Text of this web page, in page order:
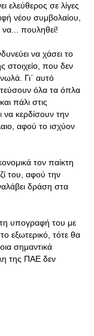
ελεύθερος σε λίγες
νέου συμβολαίου,
να... πουληθεί!
να χάσει το
στοιχείο, που δεν
Γι΄ αυτό
όλα τα όπλα
πάλι στις
να κερδίσουν την
αφού το ισχύον
τον παίκτη
του, αφού την
δράση στα
υπογραφή του με
εξωτερικό, τότε θα
σημαντικά
της ΠΑΕ δεν